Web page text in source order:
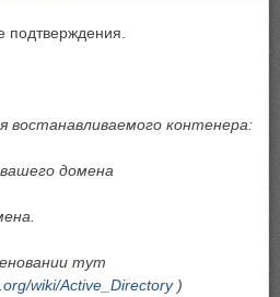
подтверждения.
востанавливаемого контенера:
домена
тут
wiki/Active_Directory)